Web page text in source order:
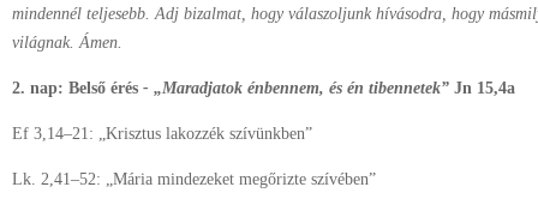
mindennél teljesebb. Adj bizalmat, hogy válaszoljunk hívásodra, hogy
világnak. Ámen.
2. nap: Belső érés - „Maradjatok énbennem, és én tibennetek” Jn 15,4a
Ef 3,14–21: „Krisztus lakozzék szívünkben”
Lk. 2,41–52: „Mária mindezeket megőrizte szívében”